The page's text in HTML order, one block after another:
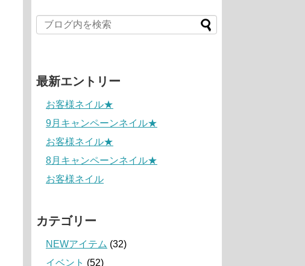
最新エントリー
お客様ネイル★
9月キャンペーンネイル★
お客様ネイル★
8月キャンペーンネイル★
お客様ネイル
カテゴリー
NEWアイテム (32)
イベント (52)